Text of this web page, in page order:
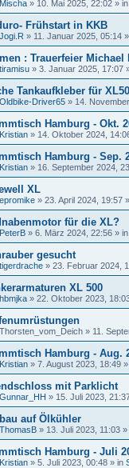
Mischa » 10. Mai 2025, 22:02 » in
Frühstart in KKB
Jogi.R » 11. Januar 2025, 05:14
: Trauerfeier
tiramisu » 3. Januar 2025, 17:07
Tankaufkleber für
Oldbike-Driver65 » 14.
Hamburg - Okt.
Kristian » 14. Oktober 2024,
Hamburg - Sep.
Kristian » 16. September 2024,
XL
epromike » 23. April 2024, 19:57
für die XL?
PeterB » 6. März 2024, 22:56 » in
gesucht
tigerdrache » 23. Februar 2024,
XL 500
hbmjka » 22. Oktober 2023,
Thorsten_vom_Deich » 11.
Hamburg - Aug.
Kristian » 7. August 2023, 18:49
mit Parklicht
Gunnar_HH » 15. Juli 2023,
auf Ölkühler
ThomasB » 13. Juli 2023, 11:03 »
Hamburg - Juli
Kristian » 5. Juli 2023, 00:48 » in